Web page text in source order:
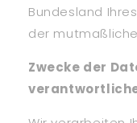
Bundesland
der
Zwecke der